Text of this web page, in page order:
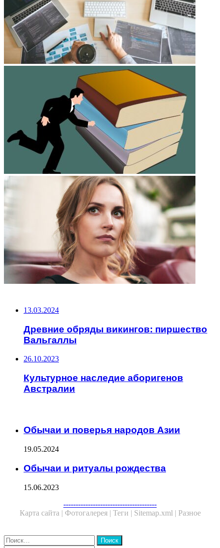
13.03.2024
Древние обряды викингов: пиршество
Вальгаллы
26.10.2023
Культурное наследие аборигенов
Австралии
Обычаи и поверья народов Азии
19.05.2024
Обычаи и ритуалы рождества
15.06.2023
--------------------------------------
Карта сайта | Фотогалерея | Теги | Sitemap.xml | Разное
Close
Найти: